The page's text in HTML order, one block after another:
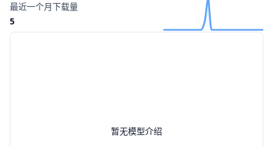
暂无模型介绍
最近一个月下载量
5